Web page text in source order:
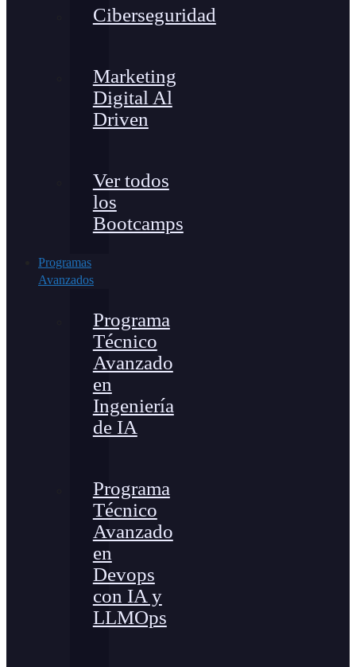
Ciberseguridad
Marketing
Digital Al
Driven
Ver todos
los
Bootcamps
Programas
Avanzados
Programa
Técnico
Avanzado
en
Ingeniería
de IA
Programa
Técnico
Avanzado
en
Devops
con IA y
LLMOps